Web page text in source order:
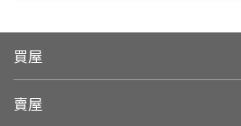
買屋
賣屋